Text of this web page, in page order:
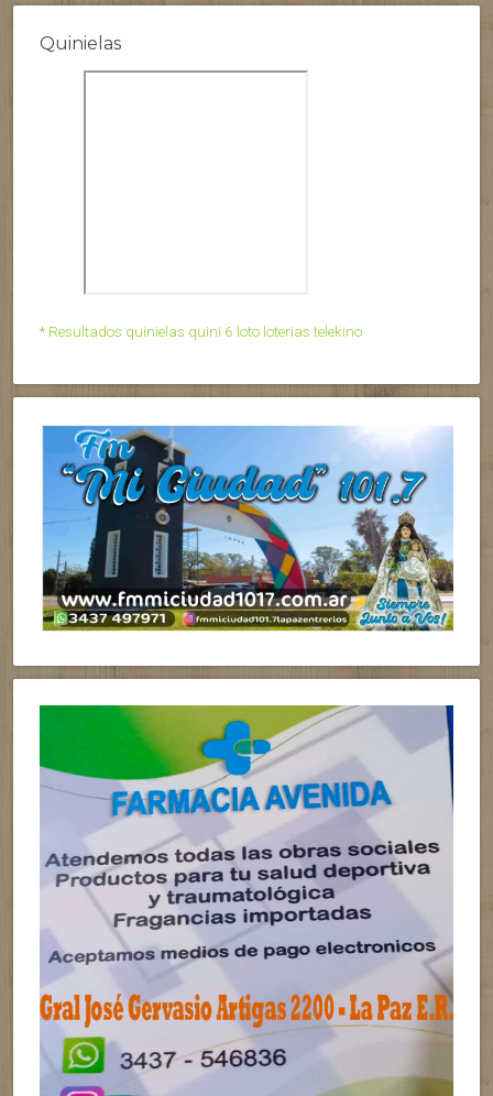
Quinielas
* Resultados quinielas quini 6 loto loterias telekino